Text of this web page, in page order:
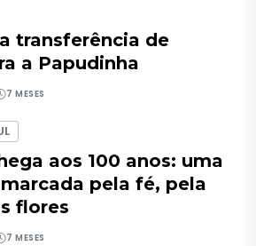
transferência de
a Papudinha
7 MESES
aos 100 anos: uma
pela fé, pela
flores
7 MESES